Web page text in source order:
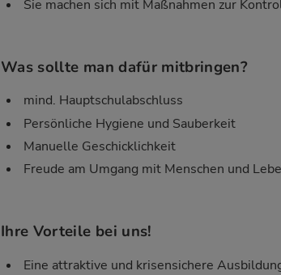
Sie machen sich mit Maßnahmen zur
Was sollte man dafür mitbringen?
mind. Hauptschulabschluss
Persönliche Hygiene und Sauberkeit
Manuelle Geschicklichkeit
Freude am Umgang mit Menschen und
Ihre Vorteile bei uns!
Eine attraktive und krisensichere